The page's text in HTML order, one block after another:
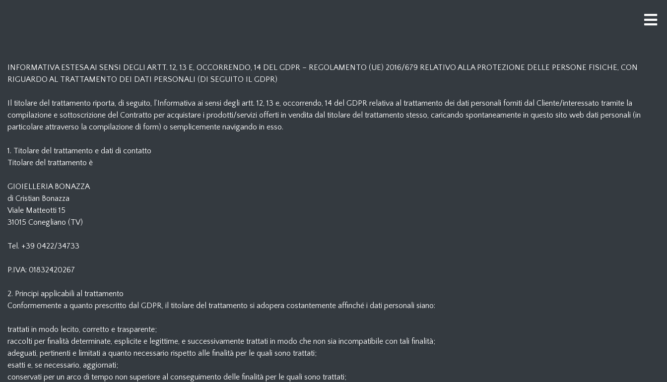
INFORMATIVA ESTESA AI SENSI DEGLI ARTT. 12, 13 E, OCCORRENDO, 14 DEL GDPR – REGOLAMENTO (UE) 2016/679 RELATIVO ALLA PROTEZIONE DELLE PERSONE FISICHE, CON
RIGUARDO AL TRATTAMENTO DEI DATI PERSONALI (DI SEGUITO IL GDPR)
Il titolare del trattamento riporta, di seguito, l’Informativa ai sensi degli artt. 12, 13 e, occorrendo, 14 del GDPR relativa al trattamento dei dati personali forniti dal Cliente/interessato tramite la
compilazione e sottoscrizione del Contratto per acquistare i prodotti/servizi offerti in vendita dal titolare del trattamento stesso, caricando spontaneamente in questo sito web dati personali (in
particolare attraverso la compilazione di form) o semplicemente navigando in esso.
1. Titolare del trattamento e dati di contatto
Titolare del trattamento è
GIOIELLERIA BONAZZA
di Cristian Bonazza
Viale Matteotti 15
31015 Conegliano (TV)
Tel. +39 0422/34733
P.IVA: 01832420267
2. Principi applicabili al trattamento
Conformemente a quanto prescritto dal GDPR, il titolare del trattamento si adopera costantemente affinché i dati personali siano:
trattati in modo lecito, corretto e trasparente;
raccolti per finalità determinate, esplicite e legittime, e successivamente trattati in modo che non sia incompatibile con tali finalità;
adeguati, pertinenti e limitati a quanto necessario rispetto alle finalità per le quali sono trattati;
esatti e, se necessario, aggiornati;
conservati per un arco di tempo non superiore al conseguimento delle finalità per le quali sono trattati;